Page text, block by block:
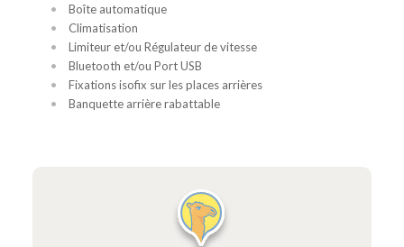
Boîte automatique
Climatisation
Limiteur et/ou Régulateur de vitesse
Bluetooth et/ou Port USB
Fixations isofix sur les places arrières
Banquette arrière rabattable